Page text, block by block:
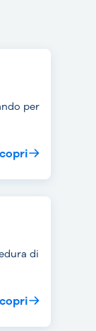
per
di